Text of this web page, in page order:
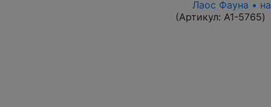
Лаос Фауна •
(Артикул: A1-5765)